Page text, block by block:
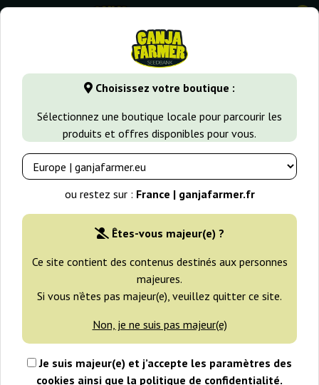
Choisissez votre boutique :
Sélectionnez une boutique locale pour parcourir les
produits et offres disponibles pour vous.
ou restez sur : France | ganjafarmer.fr
Êtes-vous majeur(e) ?
Ce site contient des contenus destinés aux personnes
majeures.
Si vous n’êtes pas majeur(e), veuillez quitter ce site.
Non, je ne suis pas majeur(e)
Je suis majeur(e) et j’accepte les paramètres des
cookies ainsi que la politique de confidentialité.
0
GanjaFarmer.fr Variétés de Cannabis White Widow
House Seeds
-25%